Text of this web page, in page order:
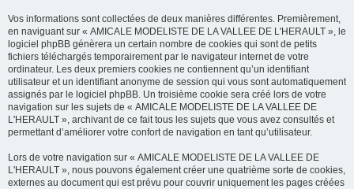
Vos informations sont collectées de deux manières différentes. Premièrement,
en naviguant sur « AMICALE MODELISTE DE LA VALLEE DE L'HERAULT », le
logiciel phpBB génèrera un certain nombre de cookies qui sont de petits
fichiers téléchargés temporairement par le navigateur internet de votre
ordinateur. Les deux premiers cookies ne contiennent qu’un identifiant
utilisateur et un identifiant anonyme de session qui vous sont automatiquement
assignés par le logiciel phpBB. Un troisième cookie sera créé lors de votre
navigation sur les sujets de « AMICALE MODELISTE DE LA VALLEE DE
L'HERAULT », archivant de ce fait tous les sujets que vous avez consultés et
permettant d’améliorer votre confort de navigation en tant qu’utilisateur.
Lors de votre navigation sur « AMICALE MODELISTE DE LA VALLEE DE
L'HERAULT », nous pouvons également créer une quatrième sorte de cookies,
externes au document qui est prévu pour couvrir uniquement les pages créées